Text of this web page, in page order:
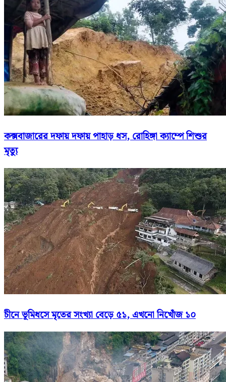
কক্সবাজারের দফায় দফায় পাহাড় ধস, রোহিঙ্গা ক্যাম্পে শিশুর
মৃত্যু
চীনে ভূমিধসে মৃতের সংখ্যা বেড়ে ৫১, এখনো নিখোঁজ ১০